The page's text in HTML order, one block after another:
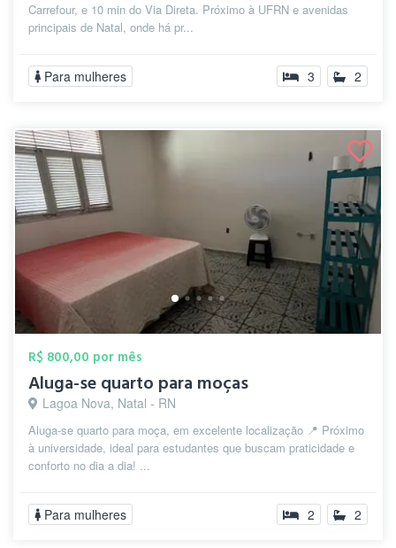
Carrefour, e 10 min do Via Direta. Próximo à UFRN e avenidas
principais de Natal, onde há pr...
Para mulheres 3 2
R$ 800,00 por mês
Aluga-se quarto para moças
Lagoa Nova, Natal - RN
Aluga-se quarto para moça, em excelente localização 📍 Próximo
à universidade, ideal para estudantes que buscam praticidade e
conforto no dia a dia! ...
Para mulheres 2 2